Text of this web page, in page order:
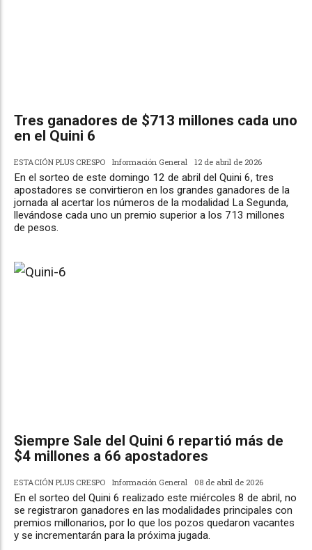
Tres ganadores de $713 millones cada uno
en el Quini 6
ESTACIÓN PLUS CRESPO Información General 12 de abril de 2026
En el sorteo de este domingo 12 de abril del Quini 6, tres
apostadores se convirtieron en los grandes ganadores de la
jornada al acertar los números de la modalidad La Segunda,
llevándose cada uno un premio superior a los 713 millones
de pesos.
Siempre Sale del Quini 6 repartió más de
$4 millones a 66 apostadores
ESTACIÓN PLUS CRESPO Información General 08 de abril de 2026
En el sorteo del Quini 6 realizado este miércoles 8 de abril, no
se registraron ganadores en las modalidades principales con
premios millonarios, por lo que los pozos quedaron vacantes
y se incrementarán para la próxima jugada.